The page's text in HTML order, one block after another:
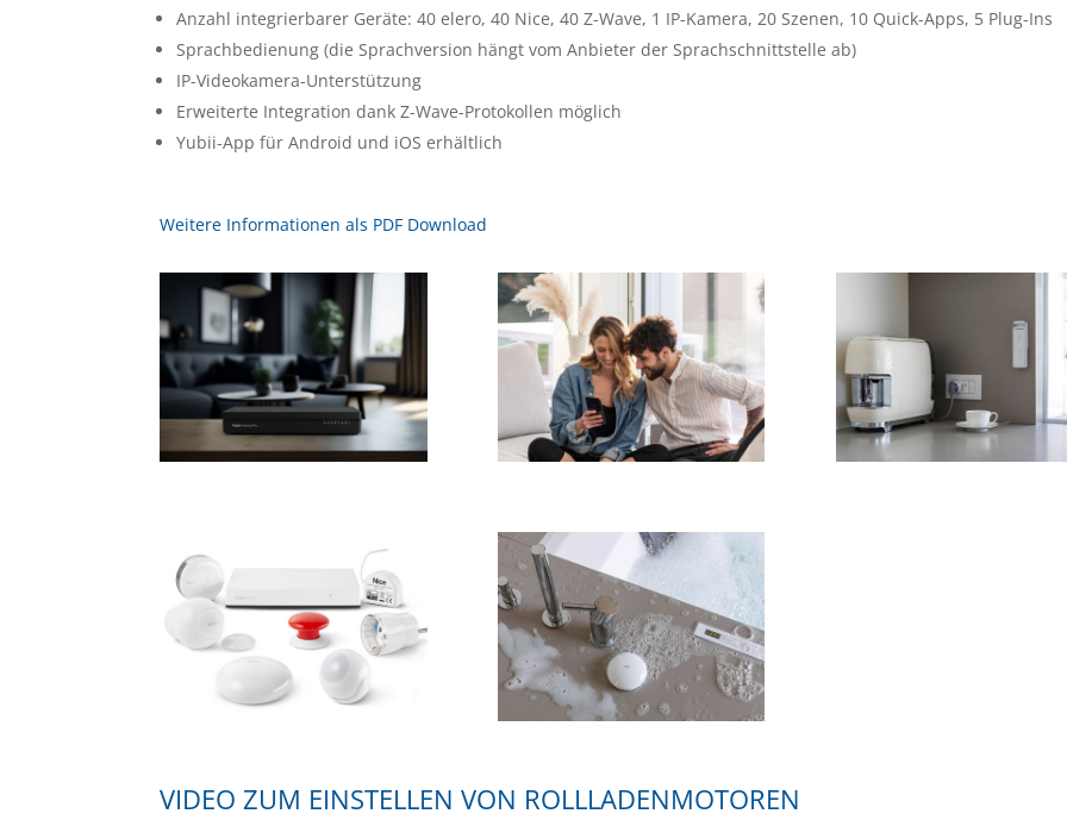
Anzahl integrierbarer Geräte: 40 elero, 40 Nice, 40 Z-Wave, 1 IP-Kamera, 20 Szenen, 10 Quick-Apps, 5 Plug-Ins
Sprachbedienung (die Sprachversion hängt vom Anbieter der Sprachschnittstelle ab)
IP-Videokamera-Unterstützung
Erweiterte Integration dank Z-Wave-Protokollen möglich
Yubii-App für Android und iOS erhältlich
Weitere Informationen als PDF Download
VIDEO ZUM EINSTELLEN VON ROLLLADENMOTOREN